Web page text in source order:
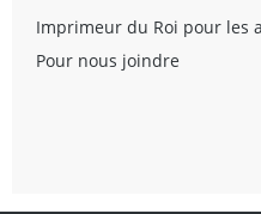
Imprimeur du Roi pour les
Pour nous joindre